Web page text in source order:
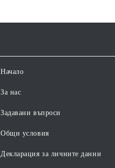
Начало
За нас
Задавани въпроси
Общи условия
Декларация за личните данни